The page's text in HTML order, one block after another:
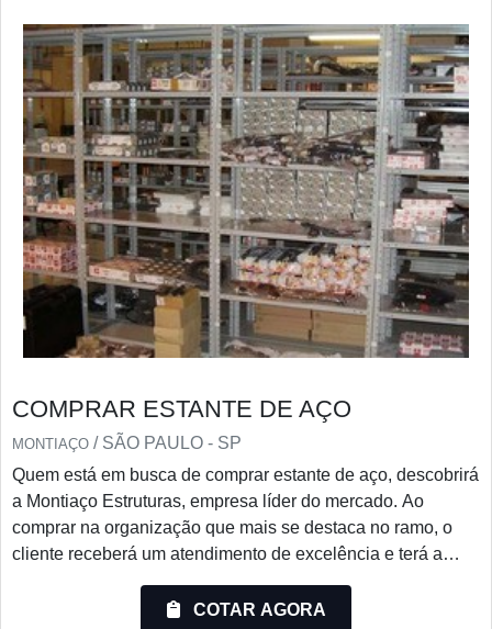
COMPRAR ESTANTE DE AÇO
MONTIAÇO / SÃO PAULO - SP
Quem está em busca de comprar estante de aço, descobrirá
a Montiaço Estruturas, empresa líder do mercado. Ao
comprar na organização que mais se destaca no ramo, o
cliente receberá um atendimento de excelência e terá a
demanda.OUTRAS INFORMAÇÕES SOBRE COMPRAR
COTAR AGORA